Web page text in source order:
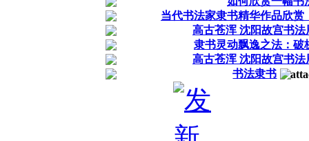
当代书法家隶书精华作品欣赏
高古苍浑 沈阳故宫书法
隶书灵动飘逸之法：破
高古苍浑 沈阳故宫书法
书法隶书